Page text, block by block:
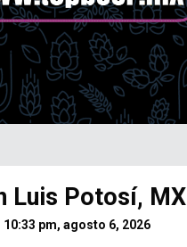
Luis Potosí, MX
10:33 pm, agosto 6, 2026